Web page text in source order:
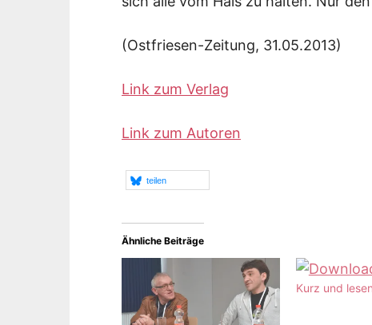
(Ostfriesen-Zeitung, 31.05.2013)
Link zum Verlag
Link zum Autoren
teilen
Ähnliche Beiträge
Kurz und